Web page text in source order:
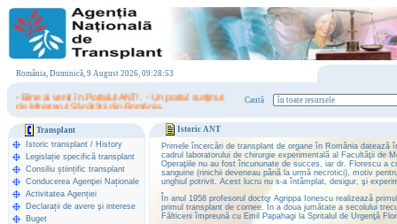
România, Duminică, 9 August 2026, 09:28:53
- Bine ai venit în Portalul ANT! . - Un portal susţinut
de Ministerul Sănătăţii din România.
Caută
Transplant
Istoric transplant / History
Legislație specifică transplant
Consiliu științific transplant
Conducerea Agenţiei Naționale
Activitatea Agenției
Declarații de avere şi interese
Buget
Istoric ANT
Primele încercări de transplant de organe în România
cadrul laboratorului de chirurgie experimentală al Facultăţii de
Operaţiile nu au fost încununate de succes, iar dr. Florescu a
sanguine (rinichii deveneau până la urmă necrotici), motiv
unghiul potrivit. Acest lucru nu s-a întâmplat, desigur, şi
În anul 1958 profesorul doctor Agrippa Ionescu realizează
primul transplant de cornee. În a doua jumătate a secolului
Fălticeni împreună cu Emil Papahagi la Spritalul de Urgenţă